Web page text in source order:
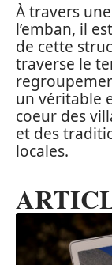
À travers
l’emban, il
de cette
traverse le
un véritable
coeur des
et des
locales.